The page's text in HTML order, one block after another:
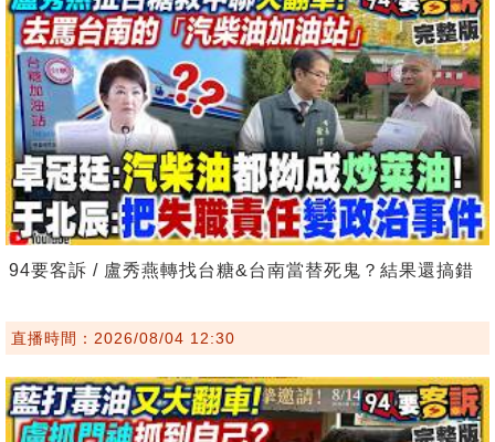
94要客訴 / 盧秀燕轉找台糖&台南當替死鬼？結果還搞錯
直播時間：2026/08/04 12:30